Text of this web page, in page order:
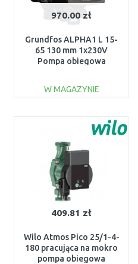
970.00 zł
Grundfos ALPHA1 L 15-
65 130 mm 1x230V
Pompa obiegowa
W MAGAZYNIE
Do porównania
409.81 zł
Wilo Atmos Pico 25/1-4-
180 pracująca na mokro
pompa obiegowa